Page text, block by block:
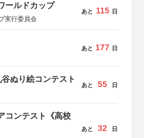
ールドカップ
実行委員会
あと 115 日
あと 177 日
ぬり絵コンテスト
あと 55 日
コンテスト《高校
あと 32 日